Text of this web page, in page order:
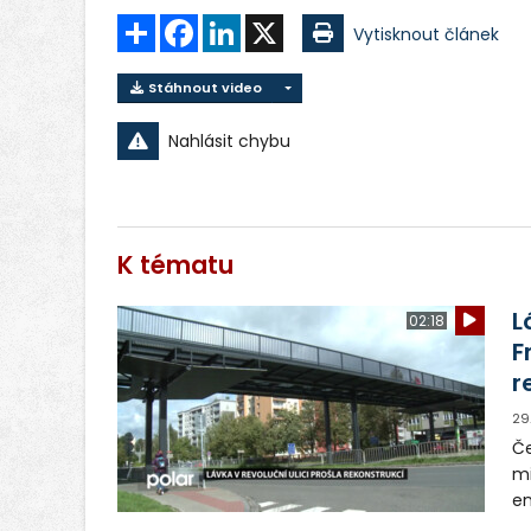
Sdílet FacebookLinkedIn Vytisknout článek
Stáhnout video
Nahlásit chybu
K tématu
02:18